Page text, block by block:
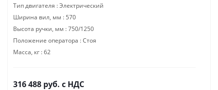
Тип двигателя :Электрический
Ширина вил, мм : 570
Высота ручки, мм :750/1250
Положение оператора :Стоя
Масса, кг :62
316 488 руб. с НДС